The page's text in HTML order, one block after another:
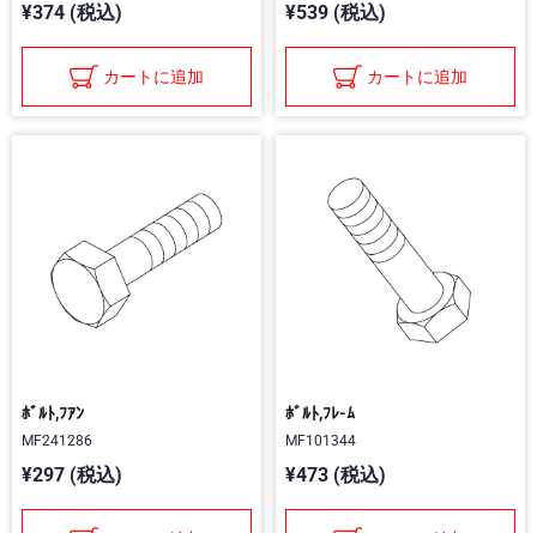
¥374 (税込)
カートに追加
¥539 (税込)
カートに追加
ﾎﾞﾙﾄ,ﾌｱﾝ
MF241286
¥297 (税込)
ﾎﾞﾙﾄ,ﾌﾚ-ﾑ
MF101344
¥473 (税込)